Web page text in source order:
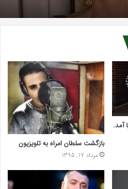
آمد.
بازگشت سلطان امراه به تلویزیون
مرداد 17, 1395